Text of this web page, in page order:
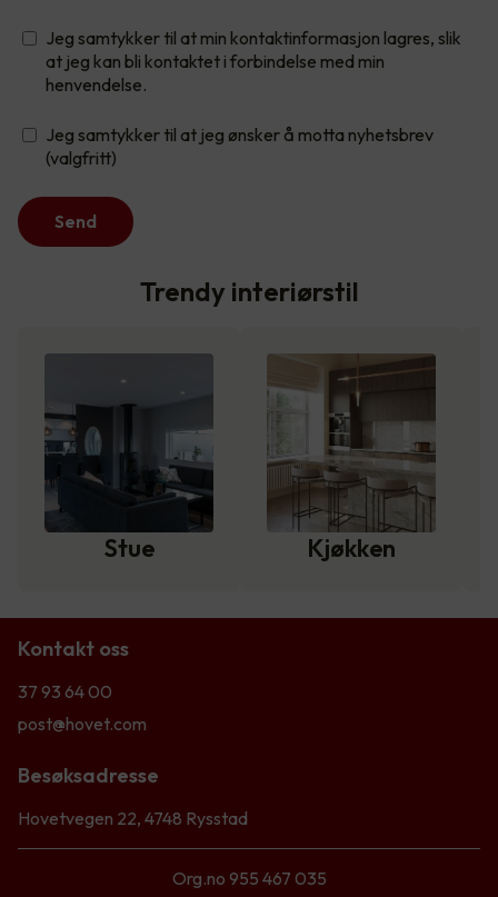
Jeg samtykker til at min kontaktinformasjon lagres, slik
at jeg kan bli kontaktet i forbindelse med min
henvendelse.
Jeg samtykker til at jeg ønsker å motta nyhetsbrev
(valgfritt)
Send
Trendy interiørstil
Stue Kjøkken
Kontakt oss
37 93 64 00
post@hovet.com
Besøksadresse
Hovetvegen 22, 4748 Rysstad
Org.no 955 467 035